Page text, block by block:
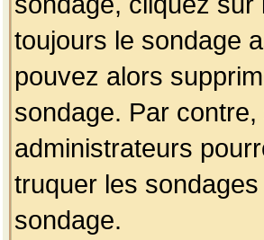
toujours le sondage
pouvez alors
sondage. Par
administrateurs
truquer les
sondage.